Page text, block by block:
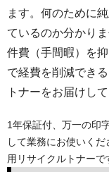
ます。何のために
ているのか分かり
件費（手間暇）を
で経費を削減でき
トナーをお届けして
1年保証付、万一の印
して業務にお使いく
用リサイクルトナーで